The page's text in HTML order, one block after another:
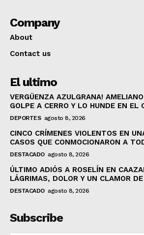
Company
About
Contact us
El ultimo
VERGÜENZA AZULGRANA!
GOLPE A CERRO Y LO HUNDE EN EL
DEPORTES agosto 8, 2026
CINCO CRÍMENES VIOLENTOS EN
CASOS QUE CONMOCIONARON A
DESTACADO agosto 8, 2026
ÚLTIMO ADIÓS A ROSELÍN EN
LÁGRIMAS, DOLOR Y UN CLAMOR
DESTACADO agosto 8, 2026
Subscribe